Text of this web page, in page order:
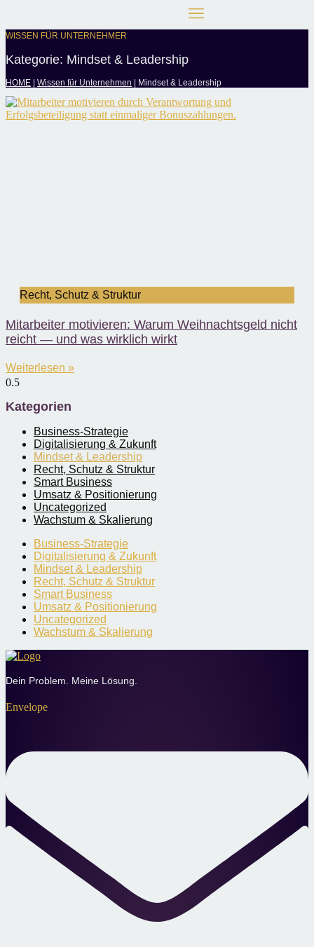
WISSEN FÜR UNTERNEHMER
Kategorie: Mindset & Leadership
HOME | Wissen für Unternehmen | Mindset & Leadership
Recht, Schutz & Struktur
Mitarbeiter motivieren: Warum Weihnachtsgeld nicht
reicht — und was wirklich wirkt
Weiterlesen »
Kategorien
Business-Strategie
Digitalisierung & Zukunft
Mindset & Leadership
Recht, Schutz & Struktur
Smart Business
Umsatz & Positionierung
Uncategorized
Wachstum & Skalierung
Business-Strategie
Digitalisierung & Zukunft
Mindset & Leadership
Recht, Schutz & Struktur
Smart Business
Umsatz & Positionierung
Uncategorized
Wachstum & Skalierung
Dein Problem. Meine Lösung.
Envelope